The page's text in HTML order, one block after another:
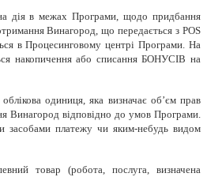
дія в межах Програми, щодо придбання
Винагород, що передається з POS
в Процесинговому центрі Програми. На
накопичення або списання БОНУСІВ на
одиниця, яка визначає об’єм прав
Винагород відповідно до умов Програми.
платежу чи яким-небудь видом
товар (робота, послуга, визначена